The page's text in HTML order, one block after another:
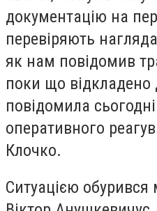
документацію на
перевіряють
як нам повідомив
поки що відкладено
повідомила
оперативного
Клочко.
Ситуацією обурився